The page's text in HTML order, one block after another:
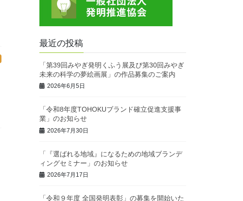
最近の投稿
「第39回みやぎ発明くふう展及び第30回みやぎ
未来の科学の夢絵画展」の作品募集のご案内
2026年6月5日
「令和8年度TOHOKUブランド確立促進支援事
業」のお知らせ
2026年7月30日
「『選ばれる地域』になるための地域ブランデ
ィングセミナー」のお知らせ
2026年7月17日
「令和９年度 全国発明表彰」の募集を開始いた